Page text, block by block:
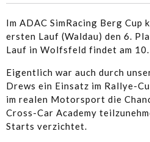
Im ADAC SimRacing Berg Cup
ersten Lauf (Waldau) den 6.
Lauf in Wolfsfeld findet am
Eigentlich war auch durch
Drews ein Einsatz im Rallye-
im realen Motorsport die
Cross-Car Academy
Starts verzichtet.